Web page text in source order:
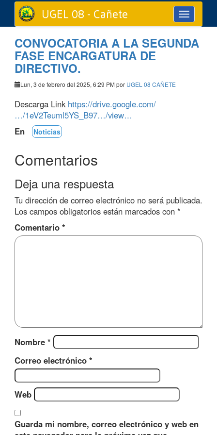
Toggle
navigation
UGEL 08 - Cañete
CONVOCATORIA A LA SEGUNDA
FASE ENCARGATURA DE
DIRECTIVO.
Lun, 3 de febrero del 2025, 6:29 PM por UGEL 08 CAÑETE
Descarga Linkhttps://drive.google.com/
…/1eV2Teuml5YS_B97…/view…
En
Noticias
Comentarios
Deja una respuesta
Tu dirección de correo electrónico no será publicada.
Los campos obligatorios están marcados con *
Comentario *
Nombre *
Correo electrónico *
Web
Guarda mi nombre, correo electrónico y web en